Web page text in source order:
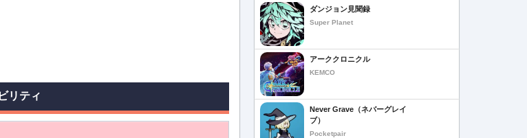
リティ
ダンジョン見聞録
Super Planet
アーククロニクル
KEMCO
Never Grave（ネバーグレイ
ブ）
Pocketpair